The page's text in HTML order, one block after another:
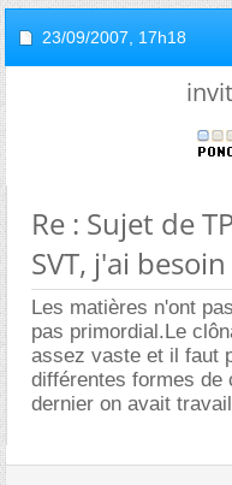
23/09/2007, 17h18
Re : Sujet de
SVT, j'ai
Les matières n'ont
pas primordial.Le
assez vaste et il faut
différentes formes de
dernier on avait